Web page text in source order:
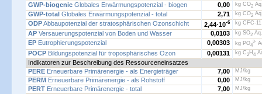
GWP-biogenic Globales Erwärmungspotenzial - biogen 0,00 kg CO2
GWP-total Globales Erwärmungspotenzial - total 2,71 kg CO2
ODPAbbaupotenzial der stratosphärischen Ozonschicht 2,44·10-6 kg CFC-
AP Versauerungspotenzial von Boden und Wasser 0,0103 kg SO2
EP Eutrophierungspotenzial 0,00303 kg PO4
3-
POCP Bildungspotenzial für troposphärisches Ozon 0,00131 kg C2H 4
Indikatoren zur Beschreibung des Ressourceneinsatzes
PERE Erneuerbare Primärenergie - als Energieträger 7,00 MJ/kg
PERM Erneuerbare Primärenergie - als Rohstoff 0,00 MJ/kg
PERT Erneuerbare Primärenergie - total 7,00 MJ/kg